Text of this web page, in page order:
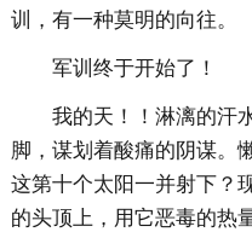
训，有一种莫明的向往。
军训终于开始了！
我的天！！淋漓的汗
脚，谋划着酸痛的阴谋。
这第十个太阳一并射下？
的头顶上，用它恶毒的热